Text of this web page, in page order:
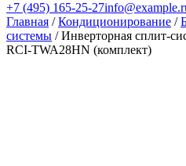
+7 (495) 165-25-27
Главная /Кондиционирование /
системы / Инверторная сплит-
RCI-TWA28HN (комплект)